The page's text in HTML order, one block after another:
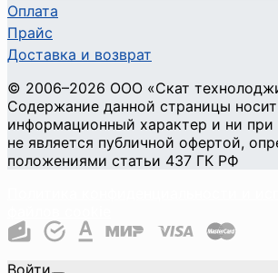
Оплата
Прайс
Доставка и возврат
© 2006–2026 ООО «Скат
Содержание данной страницы
информационный характер и ни при
не является публичной офертой,
положениями статьи 437 ГК РФ
Войти